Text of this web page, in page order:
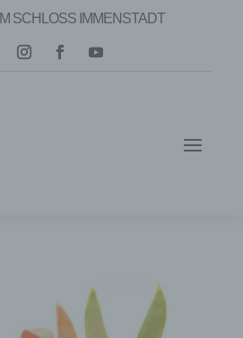
IM SCHLOSS IMMENSTADT